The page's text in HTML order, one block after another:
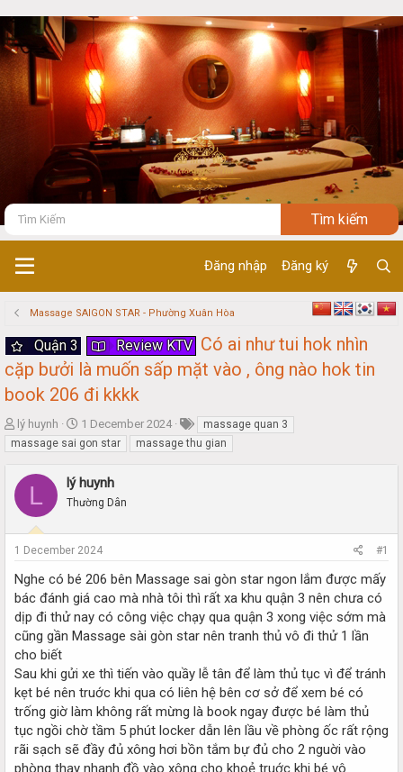
Đăng nhập Đăng ký
Massage SAIGON STAR - Phường Xuân Hòa
Quận 3 Review KTV Có ai như tui hok nhìn
cặp bưởi là muốn sấp mặt vào , ông nào hok tin
book 206 đi kkkk
T
h
r
a
d
t
a
t
e
r
lý huynh
S
t
a
t
d
t
e
1 December 2024
massage quan 3
massage sai gon star
massage thu gian
L lý huynh
Thường Dân
1 December 2024 #1
Nghe có bé 206 bên Massage sai gòn star ngon lắm được mấy
bác đánh giá cao mà nhà tôi thì rất xa khu quận 3 nên chưa có
dịp đi thử nay có công việc chạy qua quận 3 xong việc sớm mà
cũng gần Massage sài gòn star nên tranh thủ vô đi thử 1 lần
cho biết
Sau khi gửi xe thì tiến vào quầy lễ tân để làm thủ tục vì để tránh
kẹt bé nên truớc khi qua có liên hệ bên cơ sở để xem bé có
trống giờ làm không rất mừng là book ngay được bé làm thủ
tục ngồi chờ tầm 5 phút locker dẫn lên lầu về phòng ốc rất rộng
rãi sạch sẽ đầy đủ xông hơi bồn tắm bự đủ cho 2 nguời vào
phòng thay nhanh đồ vào xông cho khoẻ truớc khi bé vô